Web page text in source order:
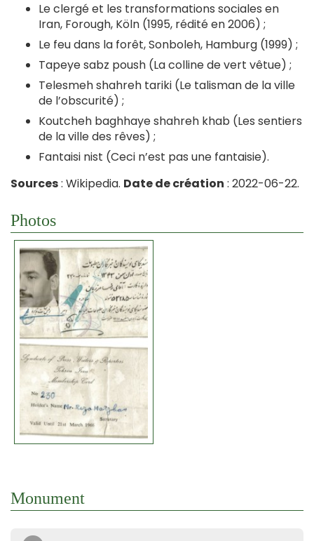
Le clergé et les transformations sociales en
Iran, Forough, Köln (1995, rédité en 2006) ;
Le feu dans la forêt, Sonboleh, Hamburg (1999) ;
Tapeye sabz poush (La colline de vert vêtue) ;
Telesmeh shahreh tariki (Le talisman de la ville
de l’obscurité) ;
Koutcheh baghhaye shahreh khab (Les sentiers
de la ville des rêves) ;
Fantaisi nist (Ceci n’est pas une fantaisie).
Sources: Wikipedia. Date de création : 2022-06-22.
Photos
Monument